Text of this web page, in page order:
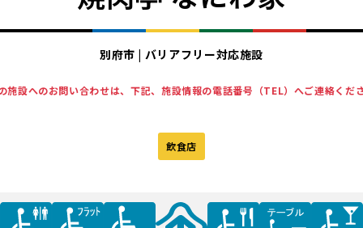
別府市 | バリアフリー対応施設
施設へのお問い合わせは、下記、施設情報の電話番号（TEL）へご連絡くだ
飲食店